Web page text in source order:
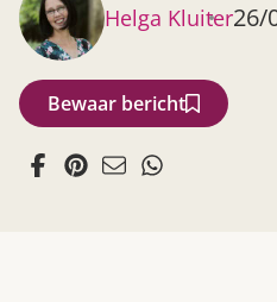
Helga Kluiter26/
Bewaar bericht